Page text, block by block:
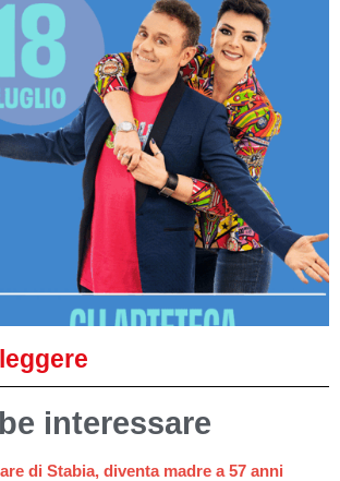
interessare
di Stabia, diventa madre a 57 anni